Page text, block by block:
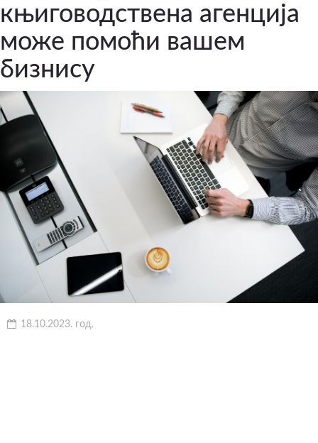
књиговодствена агенција
може помоћи вашем
бизнису
18.10.2023. год.